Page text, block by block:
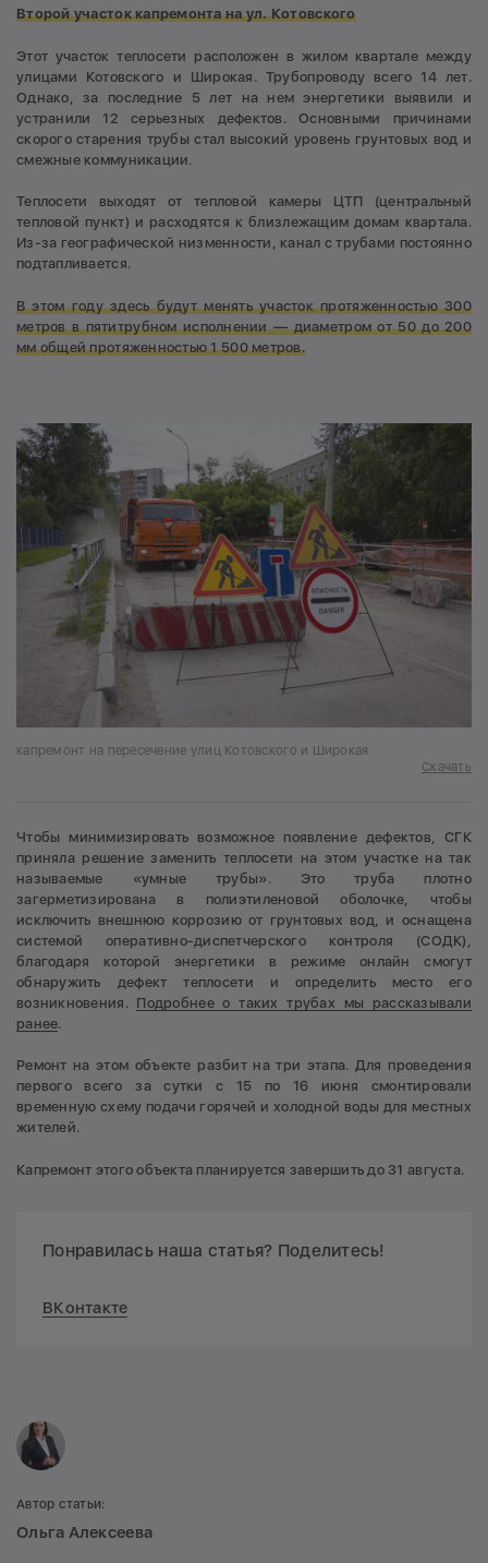
Второй участок капремонта на ул. Котовского
Этот участок теплосети расположен в жилом квартале между
улицами Котовского и Широкая. Трубопроводу всего 14 лет.
Однако, за последние 5 лет на нем энергетики выявили и
устранили 12 серьезных дефектов. Основными причинами
скорого старения трубы стал высокий уровень грунтовых вод и
смежные коммуникации.
Теплосети выходят от тепловой камеры ЦТП (центральный
тепловой пункт) и расходятся к близлежащим домам квартала.
Из-за географической низменности, канал с трубами постоянно
подтапливается.
В этом году здесь будут менять участок протяженностью 300
метров в пятитрубном исполнении — диаметром от 50 до 200
мм общей протяженностью 1 500 метров.
капремонт на пересечение улиц Котовского и Широкая
Скачать
Чтобы минимизировать возможное появление дефектов, СГК
приняла решение заменить теплосети на этом участке на так
называемые «умные трубы». Это труба плотно
загерметизирована в полиэтиленовой оболочке, чтобы
исключить внешнюю коррозию от грунтовых вод, и оснащена
системой оперативно-диспетчерского контроля (СОДК),
благодаря которой энергетики в режиме онлайн смогут
обнаружить дефект теплосети и определить место его
возникновения. Подробнее о таких трубах мы рассказывали
ранее.
Ремонт на этом объекте разбит на три этапа. Для проведения
первого всего за сутки с 15 по 16 июня смонтировали
временную схему подачи горячей и холодной воды для местных
жителей.
Капремонт этого объекта планируется завершить до 31 августа.
Понравилась наша статья? Поделитесь!
ВКонтакте
Автор статьи:
Ольга Алексеева